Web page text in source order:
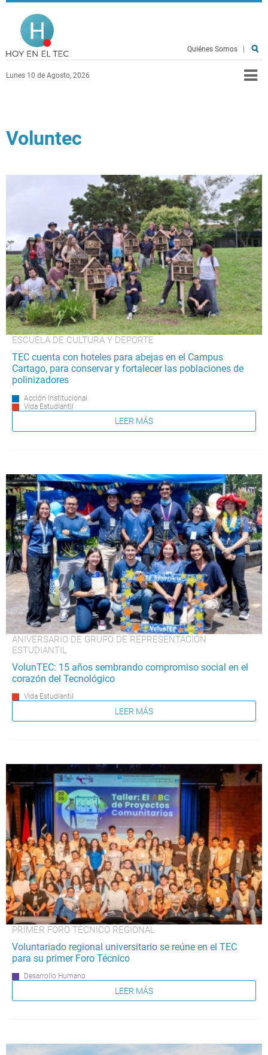
Pasar al contenido principal
Lunes 10 de Agosto, 2026
Quiénes Somos
Voluntec
ESCUELA DE CULTURA Y DEPORTE
TEC cuenta con hoteles para abejas en el Campus
Cartago, para conservar y fortalecer las poblaciones de
polinizadores
Acción Institucional
Vida Estudiantil
LEER MÁS
ANIVERSARIO DE GRUPO DE REPRESENTACIÓN
ESTUDIANTIL
VolunTEC: 15 años sembrando compromiso social en el
corazón del Tecnológico
Vida Estudiantil
LEER MÁS
PRIMER FORO TÉCNICO REGIONAL
Voluntariado regional universitario se reúne en el TEC
para su primer Foro Técnico
Desarrollo Humano
LEER MÁS